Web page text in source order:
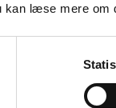
læse mere om